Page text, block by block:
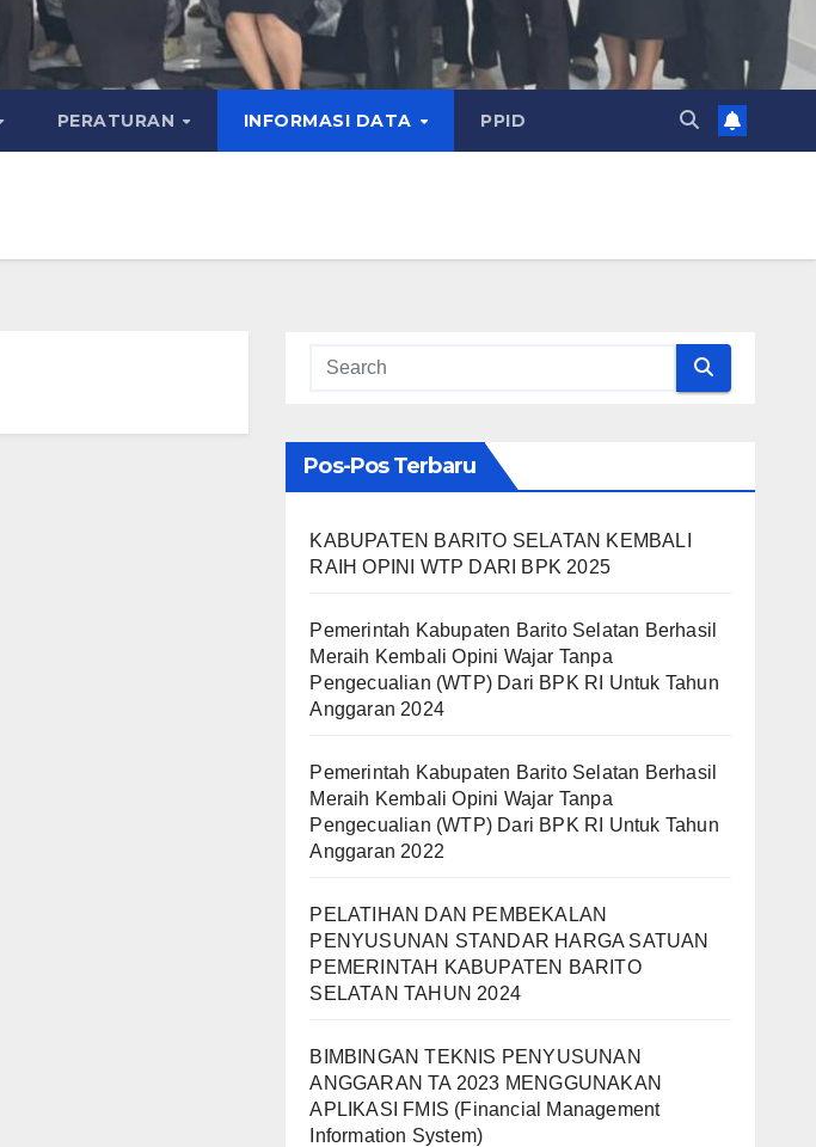
PERATURAN INFORMASI DATA PPID
Pos-Pos Terbaru
KABUPATEN BARITO SELATAN KEMBALI
RAIH OPINI WTP DARI BPK 2025
Pemerintah Kabupaten Barito Selatan Berhasil
Meraih Kembali Opini Wajar Tanpa
Pengecualian (WTP) Dari BPK RI Untuk Tahun
Anggaran 2024
Pemerintah Kabupaten Barito Selatan Berhasil
Meraih Kembali Opini Wajar Tanpa
Pengecualian (WTP) Dari BPK RI Untuk Tahun
Anggaran 2022
PELATIHAN DAN PEMBEKALAN
PENYUSUNAN STANDAR HARGA SATUAN
PEMERINTAH KABUPATEN BARITO
SELATAN TAHUN 2024
BIMBINGAN TEKNIS PENYUSUNAN
ANGGARAN TA 2023 MENGGUNAKAN
APLIKASI FMIS (Financial Management
Information System)